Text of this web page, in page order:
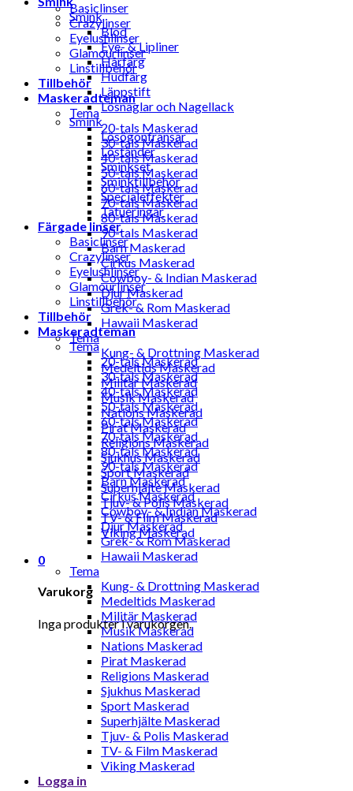
Basiclinser
Crazylinser
Eyelushlinser
Glamourlinser
Linstillbehör
Tillbehör
Maskeradteman
Tema
20-tals Maskerad
30-tals Maskerad
40-tals Maskerad
50-tals Maskerad
60-tals Maskerad
70-tals Maskerad
80-tals Maskerad
90-tals Maskerad
Barn Maskerad
Cirkus Maskerad
Cowboy- & Indian Maskerad
Djur Maskerad
Grek- & Rom Maskerad
Hawaii Maskerad
Tema
Kung- & Drottning Maskerad
Medeltids Maskerad
Militär Maskerad
Musik Maskerad
Nations Maskerad
Pirat Maskerad
Religions Maskerad
Sjukhus Maskerad
Sport Maskerad
Superhjälte Maskerad
Tjuv- & Polis Maskerad
TV- & Film Maskerad
Viking Maskerad
0
Varukorg
Inga produkter i varukorgen.
Smink
Blod
Eye- & Lipliner
Hårfärg
Hudfärg
Läppstift
Lösnaglar och Nagellack
Smink
Lösögonfransar
Löständer
Sminkset
Sminktillbehör
Specialeffekter
Tatueringar
Färgade linser
Basiclinser
Crazylinser
Eyelushlinser
Glamourlinser
Linstillbehör
Tillbehör
Maskeradteman
Tema
20-tals Maskerad
30-tals Maskerad
40-tals Maskerad
50-tals Maskerad
60-tals Maskerad
70-tals Maskerad
80-tals Maskerad
90-tals Maskerad
Barn Maskerad
Cirkus Maskerad
Cowboy- & Indian Maskerad
Djur Maskerad
Grek- & Rom Maskerad
Hawaii Maskerad
Tema
Kung- & Drottning Maskerad
Medeltids Maskerad
Militär Maskerad
Musik Maskerad
Nations Maskerad
Pirat Maskerad
Religions Maskerad
Sjukhus Maskerad
Sport Maskerad
Superhjälte Maskerad
Tjuv- & Polis Maskerad
TV- & Film Maskerad
Viking Maskerad
Logga in